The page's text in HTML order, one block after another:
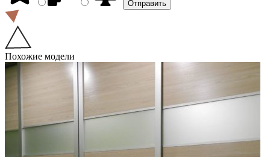
Похожие модели